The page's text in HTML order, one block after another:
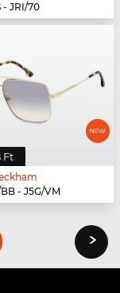
- JRI/70
Ft
- J5G/VM
›